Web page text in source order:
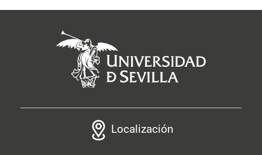
Localización